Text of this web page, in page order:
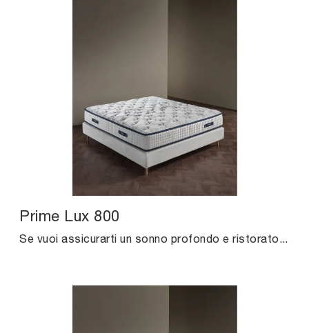
Prime Lux 800
Se vuoi assicurarti un sonno profondo e ristoratore, scopri i Materassi a molle insacchettate matrimoniali come il modello Prime Lux 800 Altrenotti.